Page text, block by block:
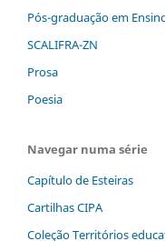
Pós-graduação em
SCALIFRA-ZN
Prosa
Poesia
Navegar numa série
Capítulo de Esteiras
Cartilhas CIPA
Coleção Territórios